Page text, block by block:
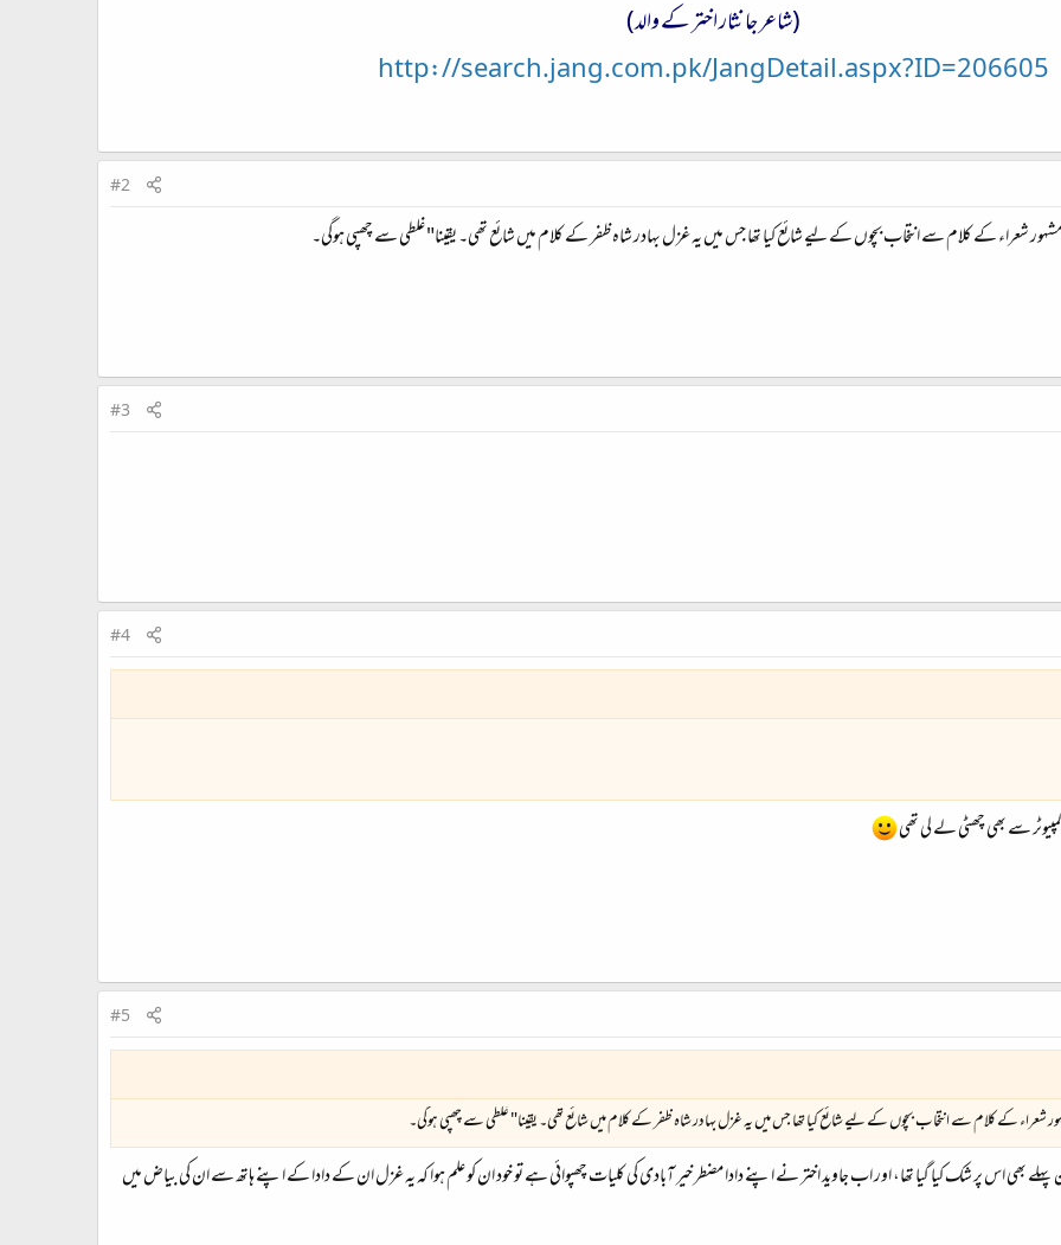
(شاعر جانثار اختر کے والد)
http://search.jang.com.pk/JangDetail.aspx?ID=206605
#2
شعراء کے کلام سے انتخاب بچوں کے لیے شائع کیا تھا جس میں یہ غزل بہادر شاہ ظفر کے کلام میں شائع تھی۔ یقینا" غلطی سے چھپی ہوگی۔
#3
#4
سے بھی چھٹی لے لی تھی
#5
شعراء کے کلام سے انتخاب بچوں کے لیے شائع کیا تھا جس میں یہ غزل بہادر شاہ ظفر کے کلام میں شائع تھی۔ یقینا" غلطی سے چھپی ہوگی۔
بھی اس پر شک کیا گیا تھا، اور اب جاوید اختر نے اپنے دادا مضطر خیر آبادی کی کلیات چھپوائی ہے تو خود ان کو علم ہوا کہ یہ غزل ان کے دادا کے اپنے ہاتھ سے ان کی بیاض میں